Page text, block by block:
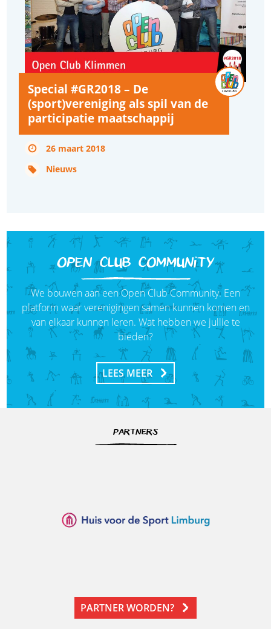
Special #GR2018 – De
(sport)vereniging als spil van de
participatie maatschappij
26 maart 2018
Nieuws
OPEN CLUB COMMUNITY
We bouwen aan een Open Club Community. Een
platform waar verenigingen samen kunnen komen en
van elkaar kunnen leren. Wat hebben we jullie te
bieden?
LEES MEER
PARTNERS
PARTNER WORDEN?